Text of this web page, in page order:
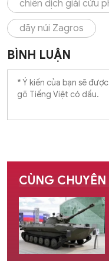
chiến dịch giải cứu
dãy núi Zagros
BÌNH LUẬN
CÙNG CHUYÊN